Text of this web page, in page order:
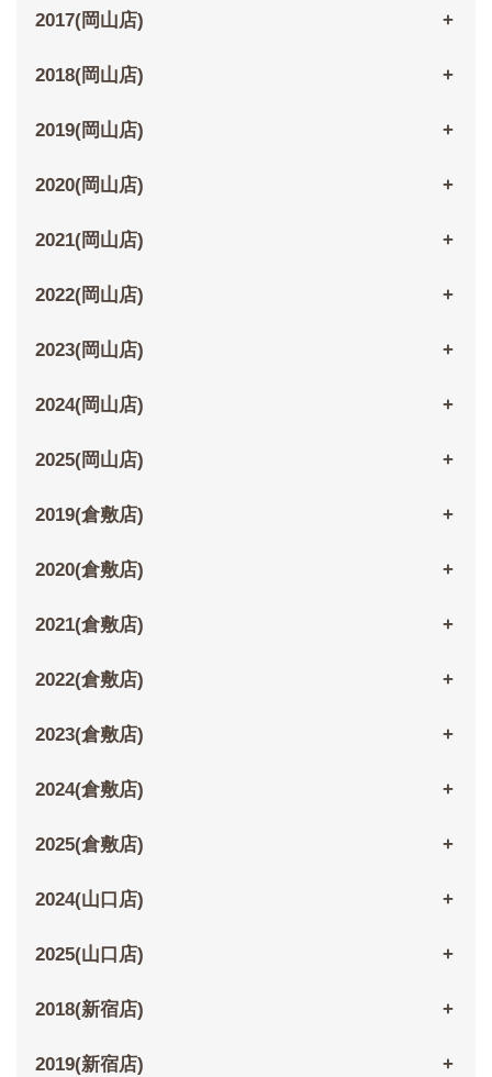
2017(岡山店)
2018(岡山店)
2019(岡山店)
2020(岡山店)
2021(岡山店)
2022(岡山店)
2023(岡山店)
2024(岡山店)
2025(岡山店)
2019(倉敷店)
2020(倉敷店)
2021(倉敷店)
2022(倉敷店)
2023(倉敷店)
2024(倉敷店)
2025(倉敷店)
2024(山口店)
2025(山口店)
2018(新宿店)
2019(新宿店)